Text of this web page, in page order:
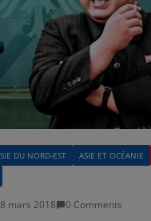
DU NORD-EST ASIE ET OCÉANIE
8 mars 2018 0 Comments